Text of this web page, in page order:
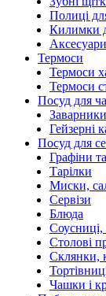
Полиці
Килимки
Термоси
Термоси
Термоси
Посуд для
Гейзерні
Посуд для
Графіни
Тарілки
Миски,
Сервізи
Блюда
Столові
Склянки,
Чашки і